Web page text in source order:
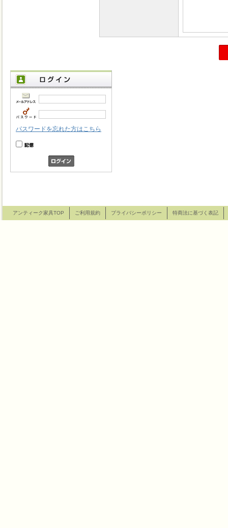
パスワードを忘れた方はこちら
アンティーク家具TOP ご利用規約 プライバシーポリシー 特商法に基づく表記